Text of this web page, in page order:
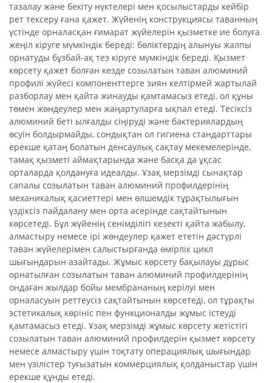
тазалау және бекіту нүктелері мен қосылыстарды кейбір
рет тексеру ғана қажет. Жүйенің конструкциясы таванның
үстінде орналасқан ғимарат жүйелерін қызметке ие болуға
жеңіл кіруге мүмкіндік береді: бөліктердің алынуы жалпы
орнатуды бұзбай-ақ тез кіруге мүмкіндік береді. Қызмет
көрсету қажет болған кезде созылатын таван алюминий
профилі жүйесі компоненттерге зиян келтірмей жартылай
разборлау мен қайта жинауды қамтамасыз етеді, ол құны
төмен жөндеулер мен жаңартуларға ықпал етеді. Тесіксіз
алюминий беті ылғалды сіңіруді және бактериялардың
өсуін болдырмайды, сондықтан ол гигиена стандарттары
ерекше қатаң болатын денсаулық сақтау мекемелерінде,
тамақ қызметі аймақтарында және басқа да ұқсас
орталарда қолдануға идеалды. Ұзақ мерзімді сынақтар
сапалы созылатын таван алюминий профилдерінің
механикалық қасиеттері мен өлшемдік тұрақтылығын
үздіксіз пайдалану мен орта әсерінде сақтайтынын
көрсетеді. Бұл жүйенің сенімділігі кезекті қайта жабылу,
алмастыру немесе ірі жөндеулер қажет ететін дәстүрлі
таван жүйелерімен салыстырғанда өмірлік цикл
шығындарын азайтады. Жұмыс көрсету бақылауы дұрыс
орнатылған созылатын таван алюминий профилдерінің
ондаған жылдар бойы мембрананың керілуі мен
орналасуын реттеусіз сақтайтынын көрсетеді, ол тұрақты
эстетикалық көрініс пен функционалды жұмыс істеуді
қамтамасыз етеді. Ұзақ мерзімді жұмыс көрсету жетістігі
созылатын таван алюминий профилдерін қызмет көрсету
немесе алмастыру үшін тоқтату операциялық шығындар
мен үзілістер туғызатын коммерциялық қолданыстар үшін
ерекше құнды етеді.